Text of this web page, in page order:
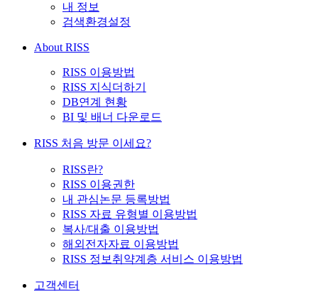
내 정보
검색환경설정
About RISS
RISS 이용방법
RISS 지식더하기
DB연계 현황
BI 및 배너 다운로드
RISS 처음 방문 이세요?
RISS란?
RISS 이용권한
내 관심논문 등록방법
RISS 자료 유형별 이용방법
복사/대출 이용방법
해외전자자료 이용방법
RISS 정보취약계층 서비스 이용방법
고객센터